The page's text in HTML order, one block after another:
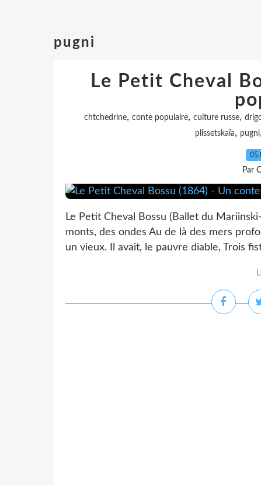
pugni
Le Petit Cheval
chtchedrine, conte populaire, culture russe,
plissetskaïa, pugni,
Par
Le Petit Cheval Bossu (Ballet du
monts, des ondes Au de là des mers
un vieux. Il avait, le pauvre diable, Trois